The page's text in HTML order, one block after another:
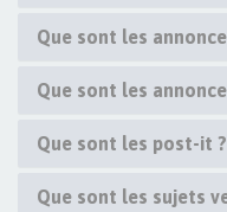
Que sont les
Que sont les
Que sont les post-it ?
Que sont les sujets